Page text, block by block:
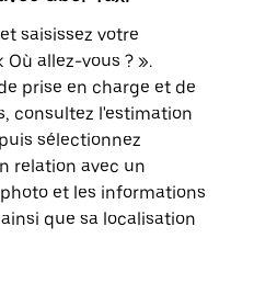
saisissez votre
allez-vous ? ».
prise en charge et de
consultez l'estimation
sélectionnez
relation avec un
et les informations
que sa localisation